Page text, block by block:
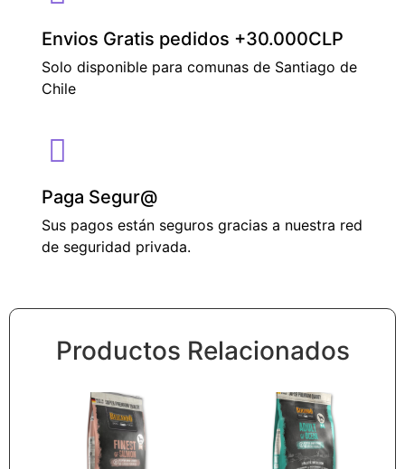
Envios Gratis pedidos +30.000CLP
Solo disponible para comunas de Santiago de
Chile
Paga Segur@
Sus pagos están seguros gracias a nuestra red
de seguridad privada.
Productos Relacionados